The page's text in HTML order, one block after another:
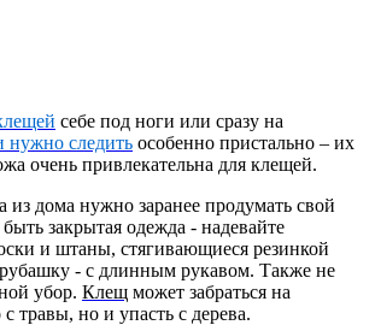
себе под ноги или сразу на
нужно следить особенно пристально – их
очень привлекательна для клещей.
из дома нужно заранее продумать свой
закрытая одежда - надевайте
и штаны, стягивающиеся резинкой
- с длинным рукавом. Также не
убор. Клещ может забраться на
с травы, но и упасть с дерева.